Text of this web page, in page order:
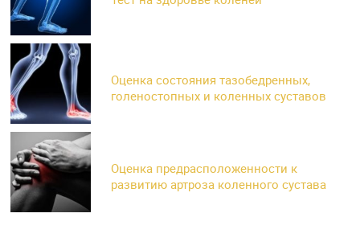
Оценка состояния тазобедренных,
голеностопных и коленных суставов
Оценка предрасположенности к
развитию артроза коленного сустава